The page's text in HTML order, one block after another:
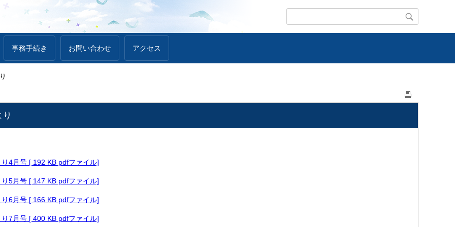
事務手続き お問い合わせ アクセス
4月号 [ 192 KB pdfファイル]
5月号 [ 147 KB pdfファイル]
6月号 [ 166 KB pdfファイル]
7月号 [ 400 KB pdfファイル]